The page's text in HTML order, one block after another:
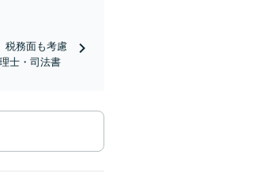
税務面も考慮
士・司法書